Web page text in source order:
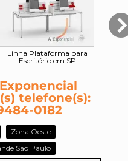
Linha Plataforma para
Escritório em SP
telefone(s):
0182
Zona Oeste
São Paulo